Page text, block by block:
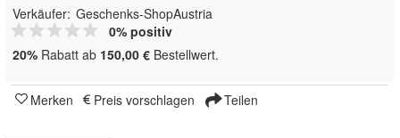
Verkäufer: Geschenks-ShopAustria
0% positiv
20% Rabatt ab 150,00 € Bestellwert.
Merken Preis vorschlagen Teilen